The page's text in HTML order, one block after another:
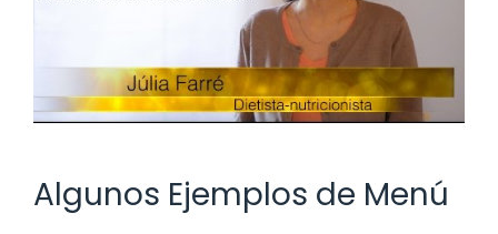
Algunos Ejemplos de Menú